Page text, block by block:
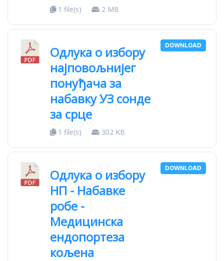
1 file(s) 2 MB
Oдлука о избору
најповољнијег
понуђача за
набавку УЗ сонде
за срце
1 file(s) 302 KB
DOWNLOAD
Одлука о избору
НП - Набавке
робе -
Медицинска
ендопортеза
кољена
DOWNLOAD